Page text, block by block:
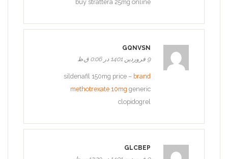
buy strattera 25mg online
GQNVSN
9 فروردین 1401 در 0:06 ق.ظ
sildenafil 150mg price – brand
methotrexate 10mg generic
clopidogrel
GLCBEP